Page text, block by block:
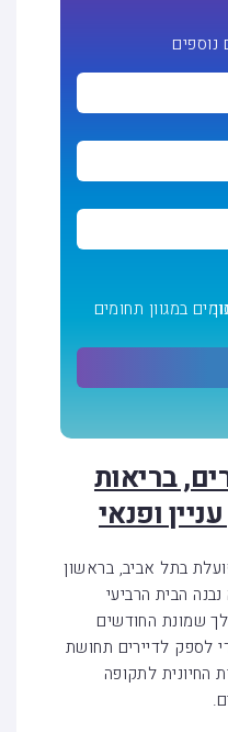
בריאות
ופנאי
המוגן עד 120, הפועלת בתל אביב, בראשון
הבית הרביעי
שמונת החודשים
לספק לדיירים תחושת
החיונית לתקופה